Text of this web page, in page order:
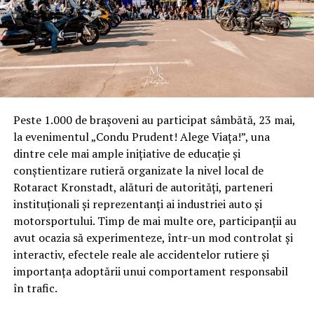
Ministerului Transporturilor, Gabriel Stefanescu,
consilier local, semnalat de surse intr-o comisie, in
cadrul Primariei Blejoi.
Dragan Claudiu este un fost tip de jandarm, angajat in
sistem prin proceduri dolosiv-disimulate, la nivelul
fost promovat, exact la DOI SI-UN SFERT PRAHOVA.
Acesta a beneficiat de sprijinul si influenta unei rude-
unchi, din Jandarmeria Romana, care l-a predat, pe baza
de proces-verbal, ca pe o marfa, sefului, de atunci, a
structurii, col. Vasile Dumitrascu, care l-a preluat.
Ulterior a ajuns in structura preluata de fiul Califului
SECURITATII PRAHOVA – Col. Sorin Dumitrascu, ofiter
care i-a preluat, la randul sau, pozitia lui FANE OASE, in
cadrul Agentiei de Protectie a Mediului Ploiesti Prahova
(ofiterul de Securitate Stefan Popescu, a carui porecla
data de colegii sai din unitatea de Securitate de la
Peste 1.000 de brașoveni au participat sâmbătă, 23 mai,
la evenimentul „Condu Prudent! Alege Viața!”, una
dintre cele mai ample inițiative de educație și
conștientizare rutieră organizate la nivel local de
Rotaract Kronstadt, alături de autorități, parteneri
instituționali și reprezentanți ai industriei auto și
motorsportului. Timp de mai multe ore, participanții au
avut ocazia să experimenteze, într-un mod controlat și
interactiv, efectele reale ale accidentelor rutiere și
importanța adoptării unui comportament responsabil
în trafic.